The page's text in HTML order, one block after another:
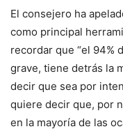
El consejero ha
como principal
recordar que “el 94%
grave, tiene detrás la
decir que sea por
quiere decir que, por
en la mayoría de las